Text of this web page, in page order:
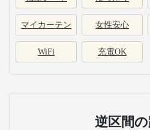
マイカーテン 女性安心
WiFi 充電OK
逆区間